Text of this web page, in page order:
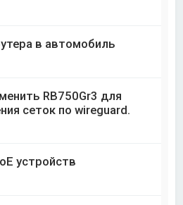
в автомобиль
RB750Gr3 для
сеток по wireguard.
устройств